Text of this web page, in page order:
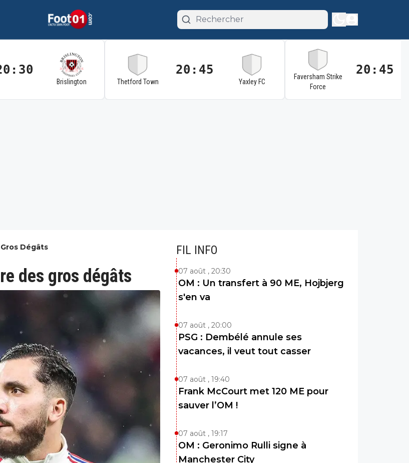
Brislington Thetford Town
20:45
Yaxley FC
Faversham Strike
Force
20:45
Dégâts
des gros dégâts
FIL INFO
07 août , 20:30
OM : Un transfert à 90 ME, Hojbjerg
s'en va
07 août , 20:00
PSG : Dembélé annule ses
vacances, il veut tout casser
07 août , 19:40
Frank McCourt met 120 ME pour
sauver l’OM !
07 août , 19:17
OM : Geronimo Rulli signe à
Manchester City